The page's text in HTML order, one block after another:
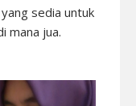
sedia untuk
mana jua.